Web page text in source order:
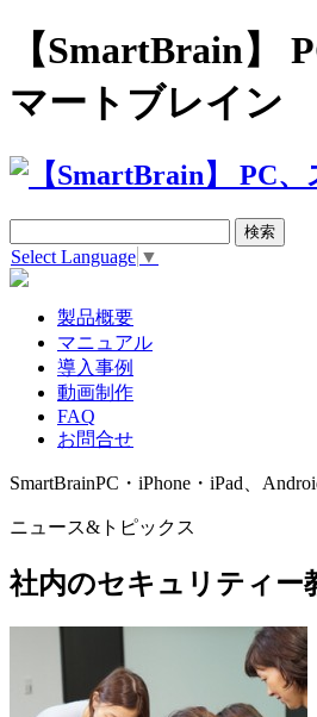
【SmartBrain】
マートブレイン
Select Language ▼
製品概要
マニュアル
導入事例
動画制作
FAQ
お問合せ
SmartBrainPC・iPhone・iPad、
ニュース&トピックス
社内のセキュリティー